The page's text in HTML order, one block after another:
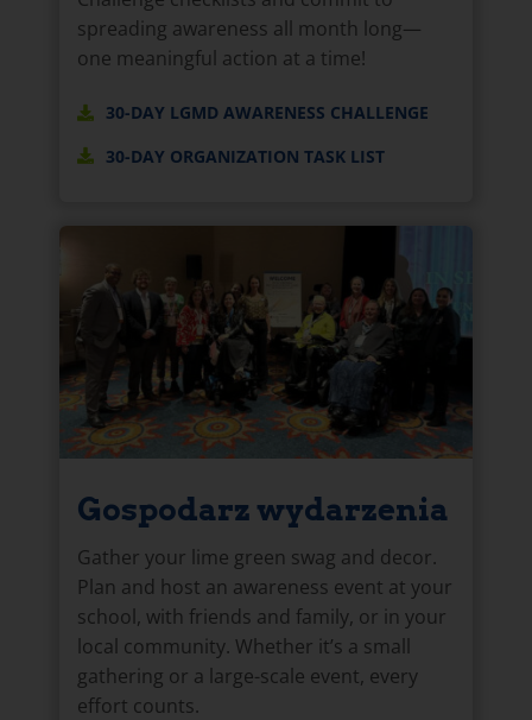
spreading awareness all month long—
one meaningful action at a time!
30-DAY LGMD AWARENESS CHALLENGE
30-DAY ORGANIZATION TASK LIST
Gospodarz wydarzenia
Gather your lime green swag and decor.
Plan and host an awareness event at your
school, with friends and family, or in your
local community. Whether it’s a small
gathering or a large-scale event, every
effort counts.